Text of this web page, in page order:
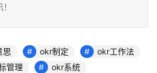
思 okr制定
okr工作法
管理
okr系统